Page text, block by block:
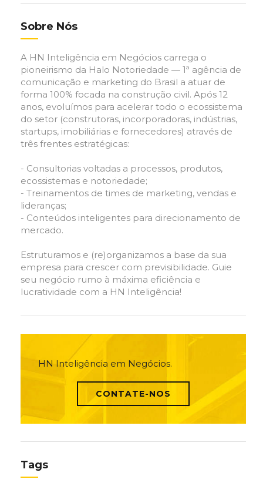
Sobre Nós
A HN Inteligência em Negócios carrega o
pioneirismo da Halo Notoriedade — 1ª agência de
comunicação e marketing do Brasil a atuar de
forma 100% focada na construção civil. Após 12
anos, evoluímos para acelerar todo o ecossistema
do setor (construtoras, incorporadoras, indústrias,
startups, imobiliárias e fornecedores) através de
três frentes estratégicas:
- Consultorias voltadas a processos, produtos,
ecossistemas e notoriedade;
- Treinamentos de times de marketing, vendas e
lideranças;
- Conteúdos inteligentes para direcionamento de
mercado.
Estruturamos e (re)organizamos a base da sua
empresa para crescer com previsibilidade. Guie
seu negócio rumo à máxima eficiência e
lucratividade com a HN Inteligência!
HN Inteligência em Negócios.
CONTATE-NOS
Tags